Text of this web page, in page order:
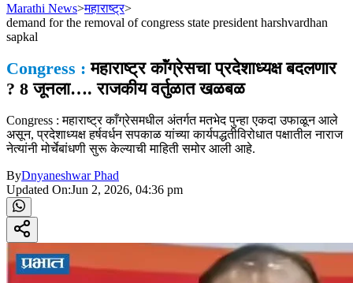
Marathi News>महाराष्ट्र>
demand for the removal of congress state president harshvardhan
sapkal
Congress : महाराष्ट्र काॅंग्रेसचा प्रदेशाध्यक्ष बदलणार
? 8 जूनला…. राजकीय वर्तुळात खळबळ
Congress : महाराष्ट्र काँग्रेसमधील अंतर्गत मतभेद पुन्हा एकदा उफाळून आले
असून, प्रदेशाध्यक्ष हर्षवर्धन सपकाळ यांच्या कार्यपद्धतीविरोधात पक्षातील नाराज
नेत्यांनी मोर्चेबांधणी सुरू केल्याची माहिती समोर आली आहे.
ByDnyaneshwar Phad
Updated On:Jun 2, 2026, 04:36 pm